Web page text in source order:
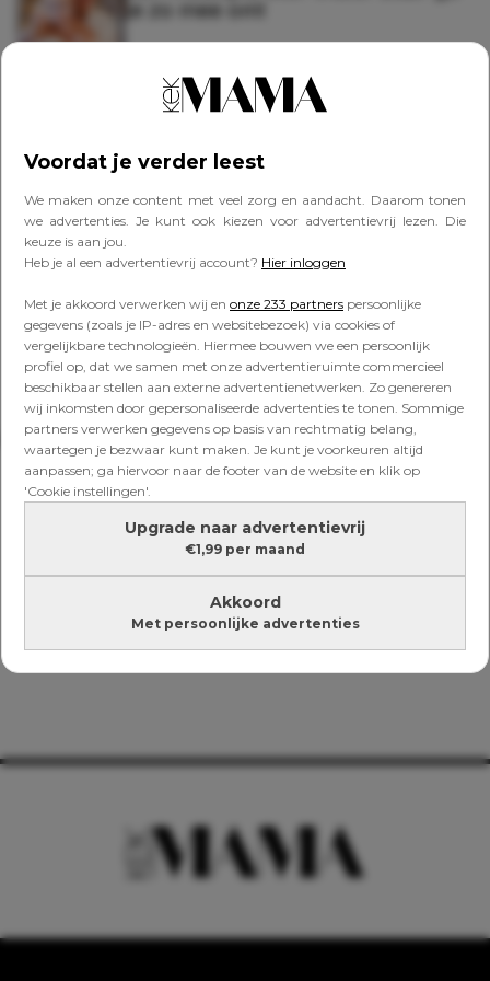
Voordat je verder leest
We maken onze content met veel zorg en aandacht. Daarom tonen
we advertenties. Je kunt ook kiezen voor advertentievrij lezen. Die
keuze is aan jou.
Heb je al een advertentievrij account? Hier inloggen
Met je akkoord verwerken wij en onze 233 partners persoonlijke
gegevens (zoals je IP-adres en websitebezoek) via cookies of
vergelijkbare technologieën. Hiermee bouwen we een persoonlijk
profiel op, dat we samen met onze advertentieruimte commercieel
beschikbaar stellen aan externe advertentienetwerken. Zo genereren
wij inkomsten door gepersonaliseerde advertenties te tonen. Sommige
partners verwerken gegevens op basis van rechtmatig belang,
waartegen je bezwaar kunt maken. Je kunt je voorkeuren altijd
aanpassen; ga hiervoor naar de footer van de website en klik op
'Cookie instellingen'.
Upgrade naar advertentievrij
€1,99 per maand
Akkoord
Met persoonlijke advertenties
je zo mee om!
FAVORITES
items maken van overblijven op
school een feest
FAVORITES
maken? Dít zijn de leukste
drinkflessen voor je kind
Lees verder onder de advertentie